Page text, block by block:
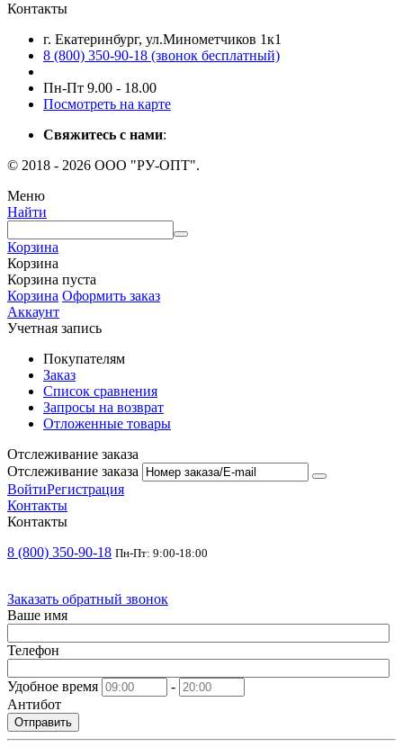
Контакты
г. Екатеринбург, ул.Минометчиков 1к1
8 (800) 350-90-18 (звонок бесплатный)
Пн-Пт 9.00 - 18.00
Посмотреть на карте
Свяжитесь с нами:
© 2018 - 2026 ООО "РУ-ОПТ".
Меню
Найти
Корзина
Корзина
Корзина пуста
Корзина Оформить заказ
Аккаунт
Учетная запись
Покупателям
Заказ
Список сравнения
Запросы на возврат
Отложенные товары
Отслеживание заказа
Отслеживание заказа
ВойтиРегистрация
Контакты
Контакты
8 (800) 350-90-18 Пн-Пт: 9:00-18:00
Заказать обратный звонок
Ваше имя
Телефон
Удобное время
-
Антибот
Отправить